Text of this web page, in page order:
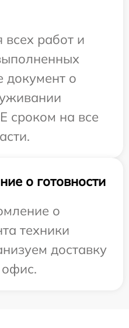
работ и
документ о
сроком на все
о готовности
о
техники
доставку